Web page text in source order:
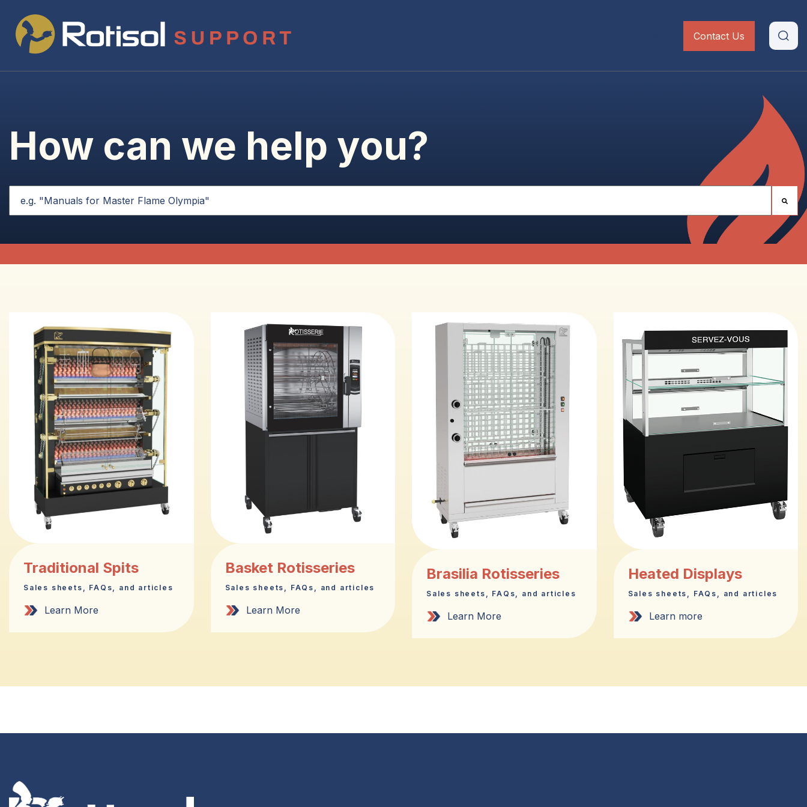
Contact Us
How can we help you?
Il s'agit d'un champ de recherche auquel est associée une fonctionnalité de recherche automatique.
Traditional Spits
Sales sheets, FAQs, and articles
Learn More
Basket Rotisseries
Sales sheets, FAQs, and articles
Learn More
Brasilia Rotisseries
Sales sheets, FAQs, and articles
Learn More
Heated Displays
Sales sheets, FAQs, and articles
Learn more